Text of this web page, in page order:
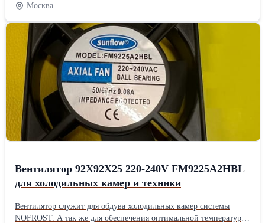
Москва
Вентилятор 92Х92Х25 220-240V FM9225A2HBL
для холодильных камер и техники
Вентилятор служит для обдува холодильных камер системы
NOFROST. А так же для обеспечения оптимальной температуры